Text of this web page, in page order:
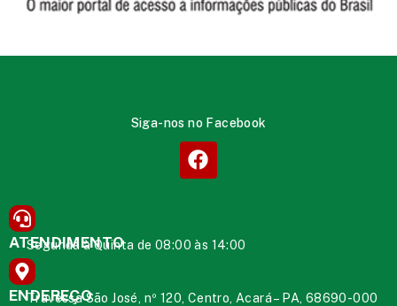
Siga-nos no Facebook
ATENDIMENTO
Segunda à Quinta de 08:00 às 14:00
ENDEREÇO
Travessa São José, nº 120, Centro, Acará – PA, 68690-000